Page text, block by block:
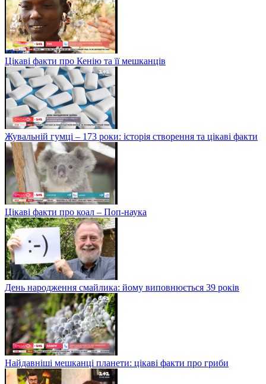
Цікаві факти про Кенію та її мешканців
Жувальній гумці – 173 роки: історія створення та цікаві факти
Цікаві факти про коал – Поп-наука
День народження смайлика: йому виповнюється 39 років
Найдавніші мешканці планети: цікаві факти про гриби